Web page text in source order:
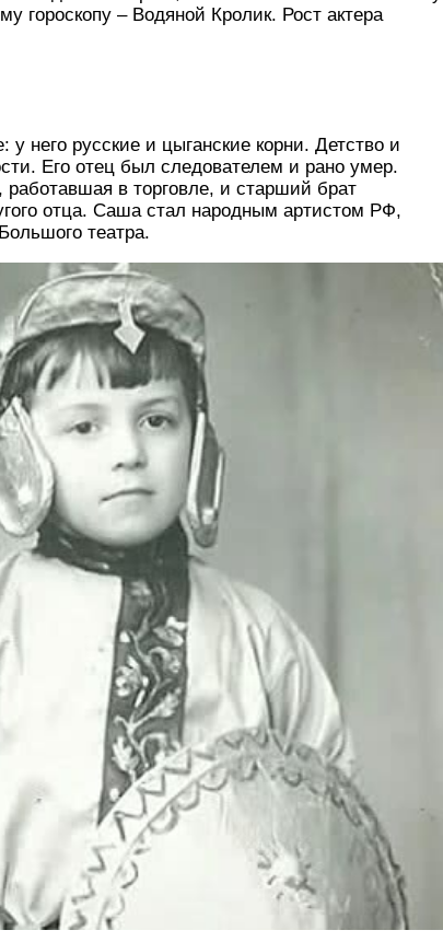
гороскопу – Водяной Кролик. Рост актера
него русские и цыганские корни. Детство и
Его отец был следователем и рано умер.
в торговле, и старший брат
отца. Саша стал народным артистом РФ,
театра.